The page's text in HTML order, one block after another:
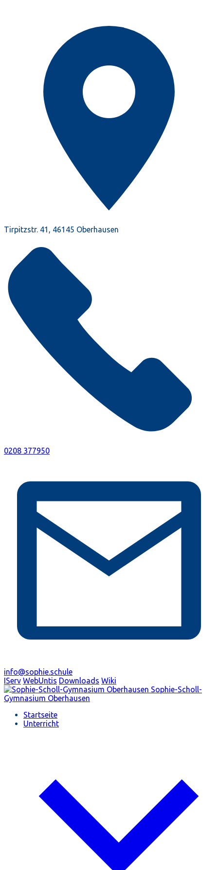
Tirpitzstr. 41, 46145 Oberhausen
0208 377950
info@sophie.schule
IServ WebUntis Downloads Wiki
Sophie-Scholl-
Gymnasium Oberhausen
Startseite
Unterricht